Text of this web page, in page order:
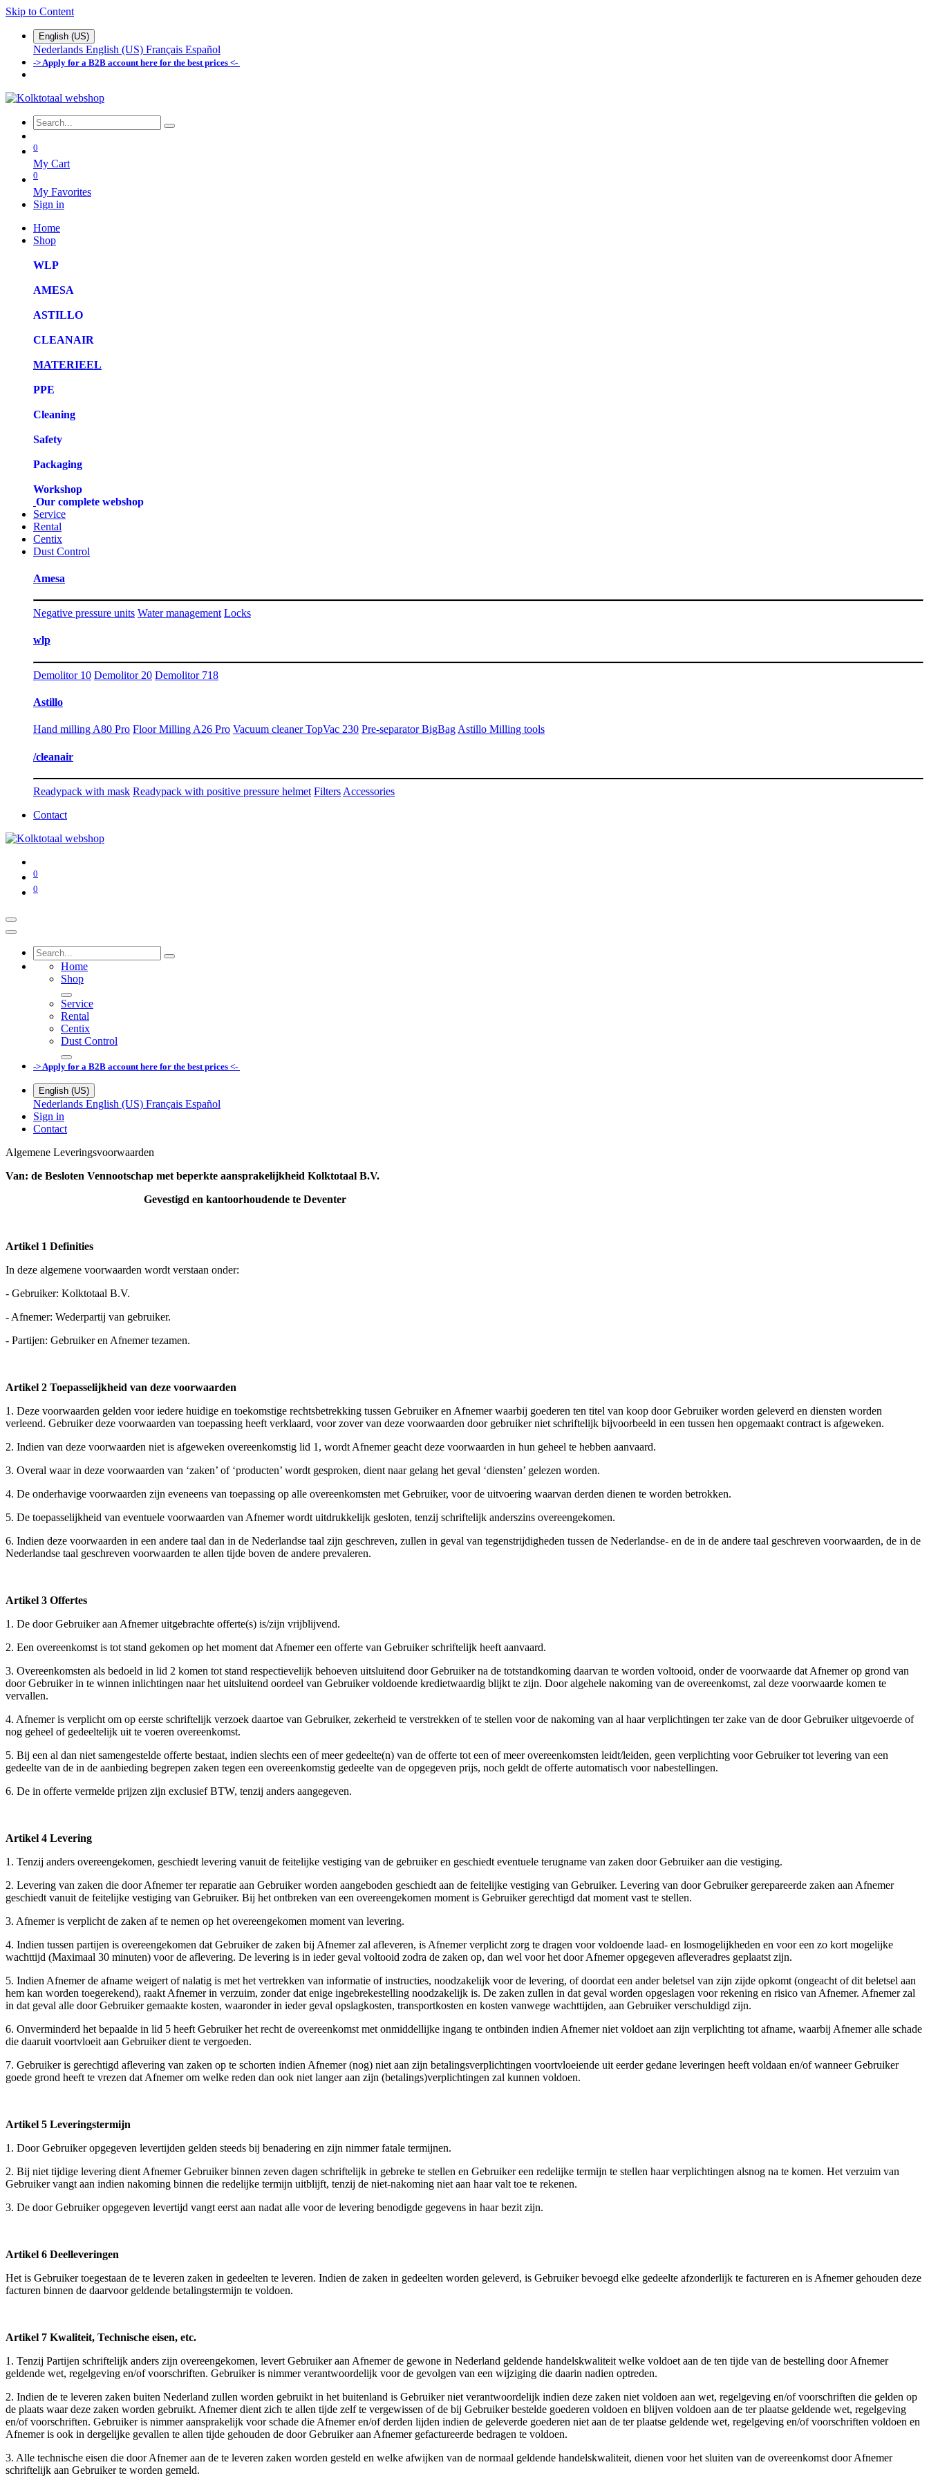
Skip to Content
English (US)
Nederlands English (US) Français Español
-> Apply for a B2B account here for the best prices <-
0
My Cart
0
My Favorites
Sign in
Home
Shop
WLP
AMESA
ASTILLO
CLEANAIR
MATERIEEL
PPE
Cleaning
Safety
Packaging
Workshop
Our complete webshop
Service
Rental
Centix
Dust Control
Amesa
Negative pressure units Water management Locks
wlp
Demolitor 10 Demolitor 20 Demolitor 718
Astillo
Hand milling A80 Pro Floor Milling A26 Pro Vacuum cleaner TopVac 230 Pre-separator BigBag Astillo Milling tools
/cleanair
Readypack with mask Readypack with positive pressure helmet Filters Accessories
Contact
0
0
Home
Shop
Service
Rental
Centix
Dust Control
-> Apply for a B2B account here for the best prices <-
English (US)
Nederlands English (US) Français Español
Sign in
Contact
Algemene Leveringsvoorwaarden
Van: de Besloten Vennootschap met beperkte aansprakelijkheid Kolktotaal B.V.
Gevestigd en kantoorhoudende te Deventer
Artikel 1 Definities
In deze algemene voorwaarden wordt verstaan onder:
- Gebruiker: Kolktotaal B.V.
- Afnemer: Wederpartij van gebruiker.
- Partijen: Gebruiker en Afnemer tezamen.
Artikel 2 Toepasselijkheid van deze voorwaarden
1. Deze voorwaarden gelden voor iedere huidige en toekomstige rechtsbetrekking tussen Gebruiker en Afnemer waarbij goederen ten titel van koop door Gebruiker worden geleverd en diensten worden
verleend. Gebruiker deze voorwaarden van toepassing heeft verklaard, voor zover van deze voorwaarden door gebruiker niet schriftelijk bijvoorbeeld in een tussen hen opgemaakt contract is afgeweken.
2. Indien van deze voorwaarden niet is afgeweken overeenkomstig lid 1, wordt Afnemer geacht deze voorwaarden in hun geheel te hebben aanvaard.
3. Overal waar in deze voorwaarden van ‘zaken’ of ‘producten’ wordt gesproken, dient naar gelang het geval ‘diensten’ gelezen worden.
4. De onderhavige voorwaarden zijn eveneens van toepassing op alle overeenkomsten met Gebruiker, voor de uitvoering waarvan derden dienen te worden betrokken.
5. De toepasselijkheid van eventuele voorwaarden van Afnemer wordt uitdrukkelijk gesloten, tenzij schriftelijk anderszins overeengekomen.
6. Indien deze voorwaarden in een andere taal dan in de Nederlandse taal zijn geschreven, zullen in geval van tegenstrijdigheden tussen de Nederlandse- en de in de andere taal geschreven voorwaarden, de in de
Nederlandse taal geschreven voorwaarden te allen tijde boven de andere prevaleren.
Artikel 3 Offertes
1. De door Gebruiker aan Afnemer uitgebrachte offerte(s) is/zijn vrijblijvend.
2. Een overeenkomst is tot stand gekomen op het moment dat Afnemer een offerte van Gebruiker schriftelijk heeft aanvaard.
3. Overeenkomsten als bedoeld in lid 2 komen tot stand respectievelijk behoeven uitsluitend door Gebruiker na de totstandkoming daarvan te worden voltooid, onder de voorwaarde dat Afnemer op grond van
door Gebruiker in te winnen inlichtingen naar het uitsluitend oordeel van Gebruiker voldoende kredietwaardig blijkt te zijn. Door algehele nakoming van de overeenkomst, zal deze voorwaarde komen te
vervallen.
4. Afnemer is verplicht om op eerste schriftelijk verzoek daartoe van Gebruiker, zekerheid te verstrekken of te stellen voor de nakoming van al haar verplichtingen ter zake van de door Gebruiker uitgevoerde of
nog geheel of gedeeltelijk uit te voeren overeenkomst.
5. Bij een al dan niet samengestelde offerte bestaat, indien slechts een of meer gedeelte(n) van de offerte tot een of meer overeenkomsten leidt/leiden, geen verplichting voor Gebruiker tot levering van een
gedeelte van de in de aanbieding begrepen zaken tegen een overeenkomstig gedeelte van de opgegeven prijs, noch geldt de offerte automatisch voor nabestellingen.
6. De in offerte vermelde prijzen zijn exclusief BTW, tenzij anders aangegeven.
Artikel 4 Levering
1. Tenzij anders overeengekomen, geschiedt levering vanuit de feitelijke vestiging van de gebruiker en geschiedt eventuele terugname van zaken door Gebruiker aan die vestiging.
2. Levering van zaken die door Afnemer ter reparatie aan Gebruiker worden aangeboden geschiedt aan de feitelijke vestiging van Gebruiker. Levering van door Gebruiker gerepareerde zaken aan Afnemer
geschiedt vanuit de feitelijke vestiging van Gebruiker. Bij het ontbreken van een overeengekomen moment is Gebruiker gerechtigd dat moment vast te stellen.
3. Afnemer is verplicht de zaken af te nemen op het overeengekomen moment van levering.
4. Indien tussen partijen is overeengekomen dat Gebruiker de zaken bij Afnemer zal afleveren, is Afnemer verplicht zorg te dragen voor voldoende laad- en losmogelijkheden en voor een zo kort mogelijke
wachttijd (Maximaal 30 minuten) voor de aflevering. De levering is in ieder geval voltooid zodra de zaken op, dan wel voor het door Afnemer opgegeven afleveradres geplaatst zijn.
5. Indien Afnemer de afname weigert of nalatig is met het vertrekken van informatie of instructies, noodzakelijk voor de levering, of doordat een ander beletsel van zijn zijde opkomt (ongeacht of dit beletsel aan
hem kan worden toegerekend), raakt Afnemer in verzuim, zonder dat enige ingebrekestelling noodzakelijk is. De zaken zullen in dat geval worden opgeslagen voor rekening en risico van Afnemer. Afnemer zal
in dat geval alle door Gebruiker gemaakte kosten, waaronder in ieder geval opslagkosten, transportkosten en kosten vanwege wachttijden, aan Gebruiker verschuldigd zijn.
6. Onverminderd het bepaalde in lid 5 heeft Gebruiker het recht de overeenkomst met onmiddellijke ingang te ontbinden indien Afnemer niet voldoet aan zijn verplichting tot afname, waarbij Afnemer alle schade
die daaruit voortvloeit aan Gebruiker dient te vergoeden.
7. Gebruiker is gerechtigd aflevering van zaken op te schorten indien Afnemer (nog) niet aan zijn betalingsverplichtingen voortvloeiende uit eerder gedane leveringen heeft voldaan en/of wanneer Gebruiker
goede grond heeft te vrezen dat Afnemer om welke reden dan ook niet langer aan zijn (betalings)verplichtingen zal kunnen voldoen.
Artikel 5 Leveringstermijn
1. Door Gebruiker opgegeven levertijden gelden steeds bij benadering en zijn nimmer fatale termijnen.
2. Bij niet tijdige levering dient Afnemer Gebruiker binnen zeven dagen schriftelijk in gebreke te stellen en Gebruiker een redelijke termijn te stellen haar verplichtingen alsnog na te komen. Het verzuim van
Gebruiker vangt aan indien nakoming binnen die redelijke termijn uitblijft, tenzij de niet-nakoming niet aan haar valt toe te rekenen.
3. De door Gebruiker opgegeven levertijd vangt eerst aan nadat alle voor de levering benodigde gegevens in haar bezit zijn.
Artikel 6 Deelleveringen
Het is Gebruiker toegestaan de te leveren zaken in gedeelten te leveren. Indien de zaken in gedeelten worden geleverd, is Gebruiker bevoegd elke gedeelte afzonderlijk te factureren en is Afnemer gehouden deze
facturen binnen de daarvoor geldende betalingstermijn te voldoen.
Artikel 7 Kwaliteit, Technische eisen, etc.
1. Tenzij Partijen schriftelijk anders zijn overeengekomen, levert Gebruiker aan Afnemer de gewone in Nederland geldende handelskwaliteit welke voldoet aan de ten tijde van de bestelling door Afnemer
geldende wet, regelgeving en/of voorschriften. Gebruiker is nimmer verantwoordelijk voor de gevolgen van een wijziging die daarin nadien optreden.
2. Indien de te leveren zaken buiten Nederland zullen worden gebruikt in het buitenland is Gebruiker niet verantwoordelijk indien deze zaken niet voldoen aan wet, regelgeving en/of voorschriften die gelden op
de plaats waar deze zaken worden gebruikt. Afnemer dient zich te allen tijde zelf te vergewissen of de bij Gebruiker bestelde goederen voldoen en blijven voldoen aan de ter plaatse geldende wet, regelgeving
en/of voorschriften. Gebruiker is nimmer aansprakelijk voor schade die Afnemer en/of derden lijden indien de geleverde goederen niet aan de ter plaatse geldende wet, regelgeving en/of voorschriften voldoen en
Afnemer is ook in dergelijke gevallen te allen tijde gehouden de door Gebruiker aan Afnemer gefactureerde bedragen te voldoen.
3. Alle technische eisen die door Afnemer aan de te leveren zaken worden gesteld en welke afwijken van de normaal geldende handelskwaliteit, dienen voor het sluiten van de overeenkomst door Afnemer
schriftelijk aan Gebruiker te worden gemeld.